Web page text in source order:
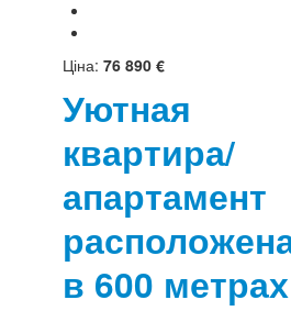
Ціна: 76 890 €
Уютная
квартира/
апартамент
в 600 метрах